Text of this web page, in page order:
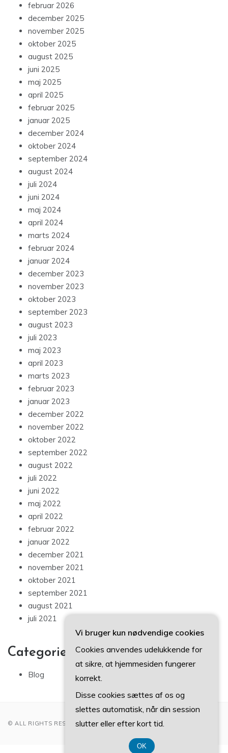
februar 2026
december 2025
november 2025
oktober 2025
august 2025
juni 2025
maj 2025
april 2025
februar 2025
januar 2025
december 2024
oktober 2024
september 2024
august 2024
juli 2024
juni 2024
maj 2024
april 2024
marts 2024
februar 2024
januar 2024
december 2023
november 2023
oktober 2023
september 2023
august 2023
juli 2023
maj 2023
april 2023
marts 2023
februar 2023
januar 2023
december 2022
november 2022
oktober 2022
september 2022
august 2022
juli 2022
juni 2022
maj 2022
april 2022
februar 2022
januar 2022
december 2021
november 2021
oktober 2021
september 2021
august 2021
juli 2021
Categories
Blog
© ALL RIGHTS RESERVED 2022
Vi bruger kun nødvendige cookies
Cookies anvendes udelukkende for
at sikre, at hjemmesiden fungerer
korrekt.
Disse cookies sættes af os og
slettes automatisk, når din session
slutter eller efter kort tid.
OK